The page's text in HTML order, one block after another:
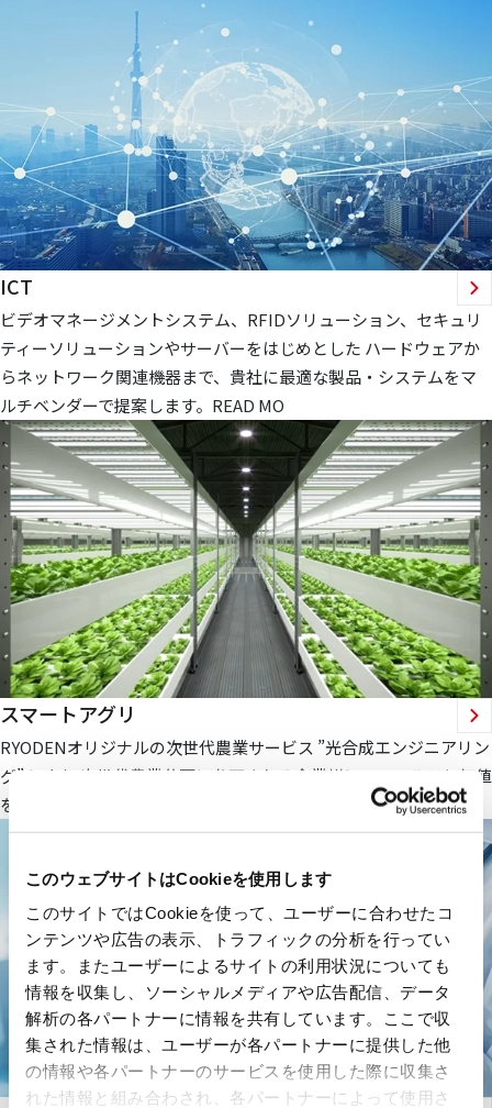
このウェブサイトはCookieを使用します
このサイトではCookieを使って、ユーザーに合わせたコ
ンテンツや広告の表示、トラフィックの分析を行ってい
ます。またユーザーによるサイトの利用状況についても
情報を収集し、ソーシャルメディアや広告配信、データ
解析の各パートナーに情報を共有しています。ここで収
集された情報は、ユーザーが各パートナーに提供した他
の情報や各パートナーのサービスを使用した際に収集さ
れた情報と組み合わされ、各パートナーによって使用さ
ICT
ビデオマネージメントシステム、RFIDソリューション、セキュリ
ティーソリューションやサーバーをはじめとした ハードウェアか
らネットワーク関連機器まで、貴社に最適な製品・システムをマ
ルチベンダーで提案します。READ MO
スマートアグリ
RYODENオリジナルの次世代農業サービス ”光合成エンジニアリン
グ” により 次世代農業分野に参画される企業様にフィールドと価値
を提供します。